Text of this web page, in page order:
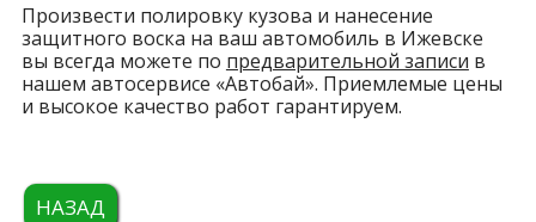
Произвести полировку кузова и нанесение
защитного воска на ваш автомобиль в Ижевске
вы всегда можете по предварительной записи в
нашем автосервисе «Автобай». Приемлемые цены
и высокое качество работ гарантируем.
НАЗАД